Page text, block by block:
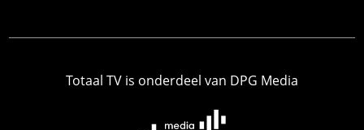
Totaal TV is onderdeel van DPG Media